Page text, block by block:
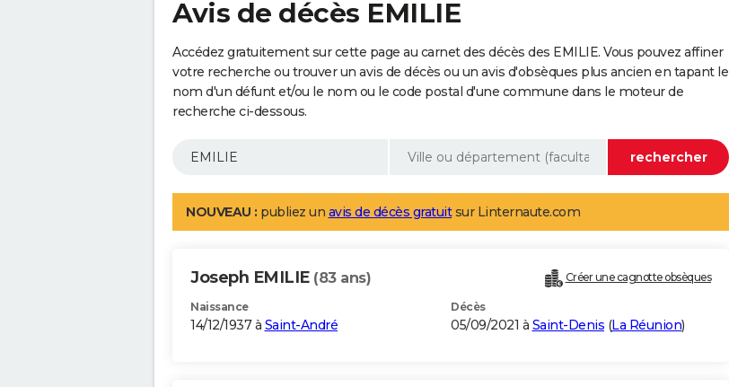
Avis de décès EMILIE
Accédez gratuitement sur cette page au carnet des décès des EMILIE. Vous pouvez affiner
votre recherche ou trouver un avis de décès ou un avis d'obsèques plus ancien en tapant le
nom d'un défunt et/ou le nom ou le code postal d'une commune dans le moteur de
recherche ci-dessous.
NOUVEAU : publiez un avis de décès gratuitsur Linternaute.com
Joseph EMILIE (83 ans) Créer une cagnotte obsèques
Naissance
14/12/1937 à Saint-André
Décès
05/09/2021 à Saint-Denis (La Réunion)